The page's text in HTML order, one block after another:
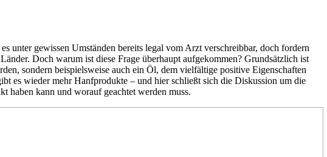
unter gewissen Umständen bereits legal vom Arzt verschreibbar, doch fordern
Doch warum ist diese Frage überhaupt aufgekommen? Grundsätzlich ist
sondern beispielsweise auch ein Öl, dem vielfältige positive Eigenschaften
es wieder mehr Hanfprodukte – und hier schließt sich die Diskussion um die
haben kann und worauf geachtet werden muss.